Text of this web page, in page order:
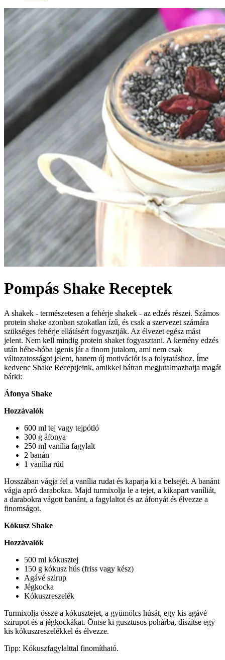
Pompás Shake Receptek
A shakek - természetesen a fehérje shakek - az edzés részei. Számos
protein shake azonban szokatlan ízű, és csak a szervezet számára
szükséges fehérje ellátásért fogyasztják. Az élvezet egész mást
jelent. Nem kell mindig protein shaket fogyasztani. A kemény edzés
után hébe-hóba igenis jár a finom jutalom, ami nem csak
változatosságot jelent, hanem új motivációt is a folytatáshoz. Íme
kedvenc Shake Receptjeink, amikkel bátran megjutalmazhatja magát
bárki:
Áfonya Shake
Hozzávalók
600 ml tej vagy tejpótló
300 g áfonya
250 ml vanília fagylalt
2 banán
1 vanília rúd
Hosszában vágja fel a vanília rudat és kaparja ki a belsejét. A banánt
vágja apró darabokra. Majd turmixolja le a tejet, a kikapart vaníliát,
a darabokra vágott banánt, a fagylaltot és az áfonyát és élvezze a
finomságot.
Kókusz Shake
Hozzávalók
500 ml kókusztej
150 g kókusz hús (friss vagy kész)
Agávé szirup
Jégkocka
Kókuszreszelék
Turmixolja össze a kókusztejet, a gyümölcs húsát, egy kis agávé
szirupot és a jégkockákat. Öntse ki gusztusos pohárba, díszítse egy
kis kókuszreszelékkel és élvezze.
Tipp: Kókuszfagylalttal finomítható.